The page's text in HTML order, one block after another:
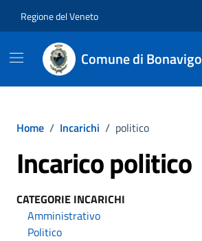
Regione del Veneto
Comune di Bonavigo
Home / Incarichi / politico
Incarico politico
CATEGORIE INCARICHI
Amministrativo
Politico